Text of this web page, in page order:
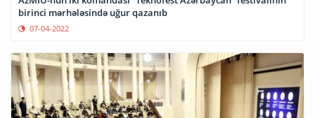
birinci mərhələsində uğur qazanıb
07-04-2022